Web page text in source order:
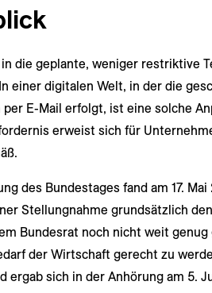
in die geplante, weniger restriktive
einer digitalen Welt, in der die
E-Mail erfolgt, ist eine solche
erweist sich für
des Bundestages fand am 17.
Stellungnahme grundsätzlich
Bundesrat noch nicht weit genug
der Wirtschaft gerecht zu
ergab sich in der Anhörung am 5.